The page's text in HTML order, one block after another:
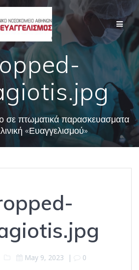
Skip
content
σε πτωματικά παρασκευασματα
«Ευαγγελισμού»
May 9, 2023 | 0